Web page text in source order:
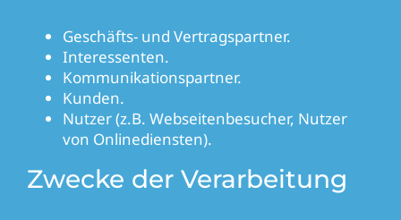
Geschäfts- und Vertragspartner.
Interessenten.
Kommunikationspartner.
Kunden.
Nutzer (z.B. Webseitenbesucher, Nutzer
von Onlinediensten).
Zwecke der Verarbeitung